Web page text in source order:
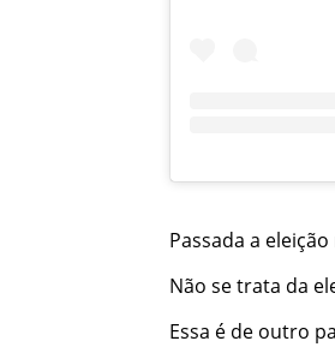
Passada a
Não se trata da
Essa é de outro